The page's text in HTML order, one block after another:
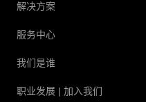
解决方案
服务中心
我们是谁
职业发展 | 加入我们